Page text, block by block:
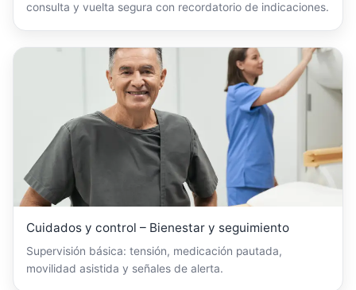
consulta y vuelta segura con recordatorio de indicaciones.
Cuidados y control – Bienestar y seguimiento
Supervisión básica: tensión, medicación pautada,
movilidad asistida y señales de alerta.